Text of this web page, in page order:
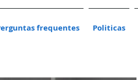
frequentes Politicas